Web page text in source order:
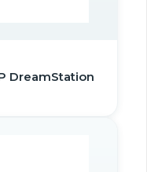
DreamStation